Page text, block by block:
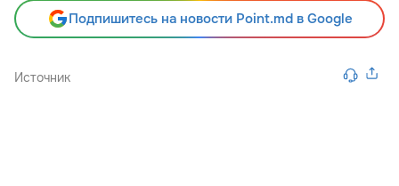
Подпишитесь на новости Point.md в Google
Источник